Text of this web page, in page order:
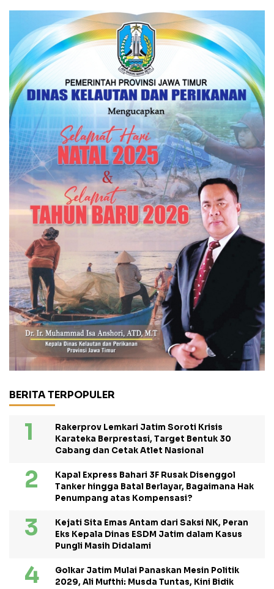
BERITA TERPOPULER
Rakerprov Lemkari Jatim Soroti Krisis
Karateka Berprestasi, Target Bentuk 30
Cabang dan Cetak Atlet Nasional
Kapal Express Bahari 3F Rusak Disenggol
Tanker hingga Batal Berlayar, Bagaimana Hak
Penumpang atas Kompensasi?
Kejati Sita Emas Antam dari Saksi NK, Peran
Eks Kepala Dinas ESDM Jatim dalam Kasus
Pungli Masih Didalami
Golkar Jatim Mulai Panaskan Mesin Politik
2029, Ali Mufthi: Musda Tuntas, Kini Bidik